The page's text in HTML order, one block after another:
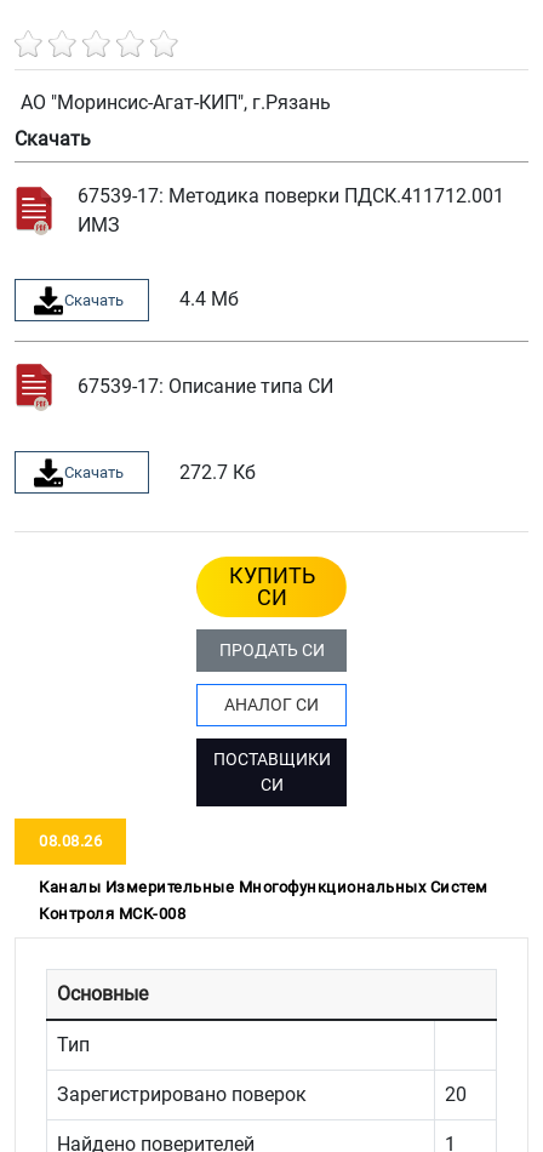
АО "Моринсис-Агат-КИП", г.Рязань
Скачать
67539-17: Методика поверки ПДСК.411712.001
ИМЗ
Скачать 4.4 Мб
67539-17: Описание типа СИ
Скачать 272.7 Кб
КУПИТЬ
СИ
ПРОДАТЬ СИ
АНАЛОГ СИ
ПОСТАВЩИКИ
СИ
08.08.26
Каналы Измерительные Многофункциональных Систем
Контроля МСК-008
Основные
Тип
Зарегистрировано поверок 20
Найдено поверителей 1